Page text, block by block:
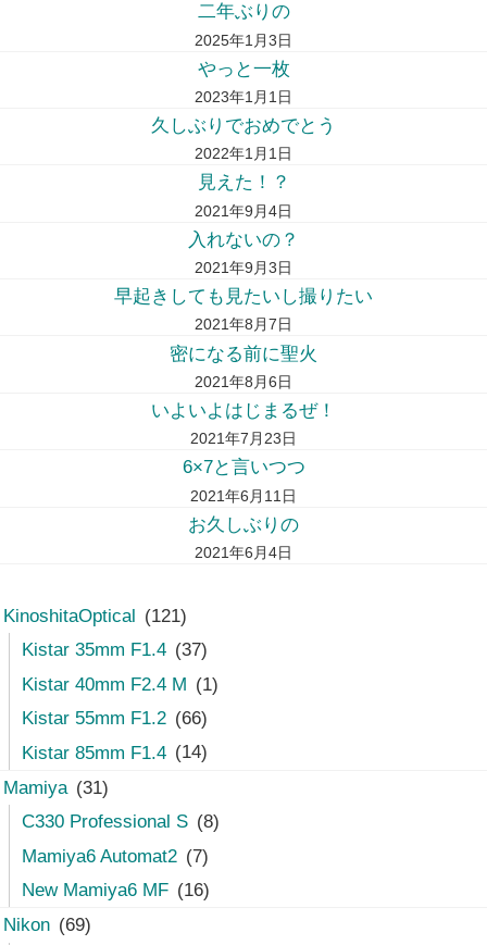
二年ぶりの
2025年1月3日
やっと一枚
2023年1月1日
久しぶりでおめでとう
2022年1月1日
見えた！？
2021年9月4日
入れないの？
2021年9月3日
早起きしても見たいし撮りたい
2021年8月7日
密になる前に聖火
2021年8月6日
いよいよはじまるぜ！
2021年7月23日
6×7と言いつつ
2021年6月11日
お久しぶりの
2021年6月4日
KinoshitaOptical (121)
Kistar 35mm F1.4 (37)
Kistar 40mm F2.4 M (1)
Kistar 55mm F1.2 (66)
Kistar 85mm F1.4 (14)
Mamiya (31)
C330 Professional S (8)
Mamiya6 Automat2 (7)
New Mamiya6 MF (16)
Nikon (69)